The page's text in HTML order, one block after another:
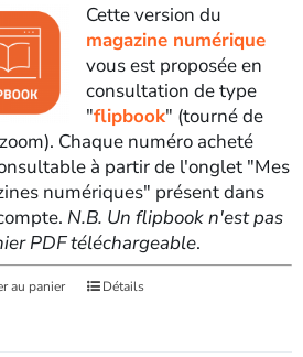
Cette version du
magazine numérique
vous est proposée en
consultation de type
"flipbook" (tourné de
Chaque numéro acheté
à partir de l'onglet "Mes
numériques" présent dans
N.B. Un flipbook n'est pas
PDF téléchargeable.
au panier Détails